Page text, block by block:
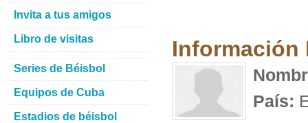
Información
País:
Invita a tus amigos
Libro de visitas
Series de Béisbol
Equipos de Cuba
Estadios de béisbol